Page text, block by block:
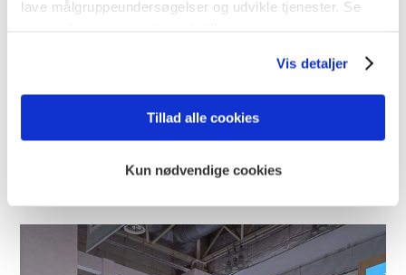
lave målgruppeundersøgelser og udvikle tjenester. Se
"Cookiedeklaration", eller ved at trykke på "Privacy
annoncer, til at vise dig funktioner til sociale medier og til
at analysere vores trafik. Vi deler også oplysninger om
din brug af vores hjemmeside med vores partnere inden
Vis detaljer
Tillad alle cookies
Kun nødvendige cookies
China Wind Power 2024